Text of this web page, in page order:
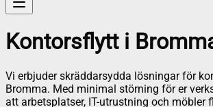
Kontorsflytt i
Vi erbjuder skräddarsydda lösningar för
Bromma. Med minimal störning för er
att arbetsplatser, IT-utrustning och möbler